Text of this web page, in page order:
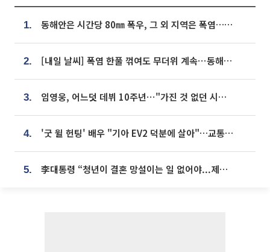
1. 동해안은 시간당 80㎜ 폭우, 그 외 지역은 폭염…‘극과 극 날씨’
2. [내일 날씨] 폭염 한풀 꺾여도 무더위 계속⋯동해안 이틀 연속 비
3. 임영웅, 어느덧 데뷔 10주년⋯"가진 것 없던 시절, 내 앞엔 20명의 팬뿐"
4. '굿 윌 헌팅' 배우 "기아 EV2 덕분에 살아"…교통사고 후 안전성 극찬
5. 李대통령 “청년이 결혼 망설이는 일 없어야...제도상 불이익 조사”